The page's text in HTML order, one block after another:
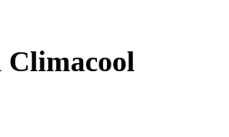
Climacool